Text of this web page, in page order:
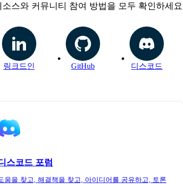
소스와 커뮤니티 참여 방법을 모두 확인하세
링크드인 GitHub 디스코드
스코드 포럼
움을 찾고, 해결책을 찾고, 아이디어를 공유하고, 토론